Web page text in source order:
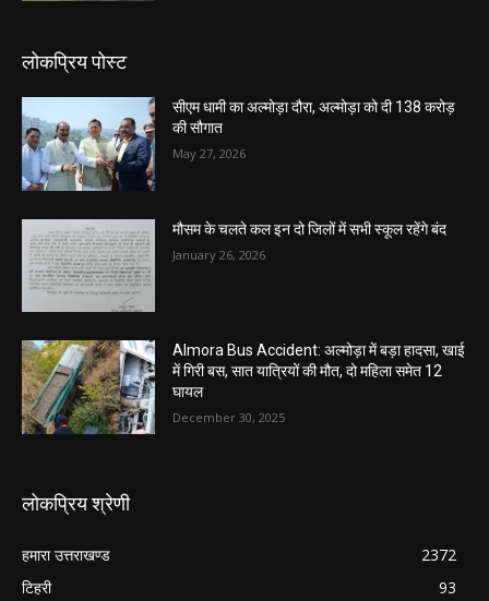
लोकप्रिय पोस्ट
सीएम धामी का अल्मोड़ा दौरा, अल्मोड़ा को दी 138 करोड़
की सौगात
May 27, 2026
मौसम के चलते कल इन दो जिलों में सभी स्कूल रहेंगे बंद
January 26, 2026
Almora Bus Accident: अल्मोड़ा में बड़ा हादसा, खाई
में गिरी बस, सात यात्रियों की मौत, दो महिला समेत 12
घायल
December 30, 2025
लोकप्रिय श्रेणी
हमारा उत्तराखण्ड
2372
टिहरी
93